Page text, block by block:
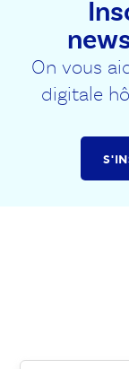
On vous
digitale